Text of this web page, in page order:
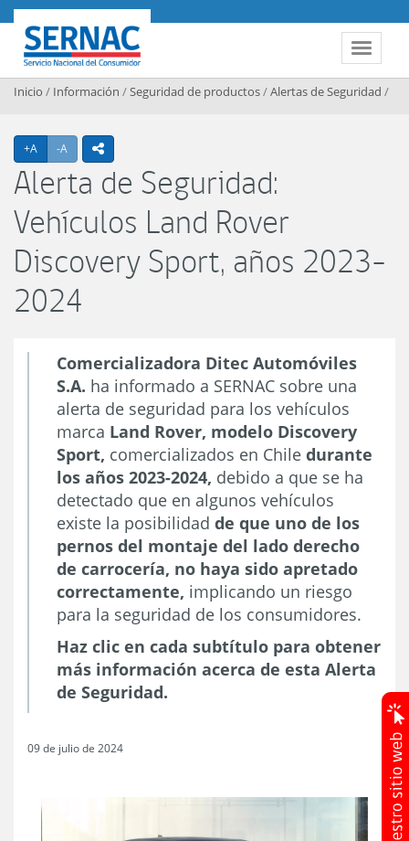
Contenido principal
Toggle
SERNAC
Inicio / Información /Seguridad de productos/Alertas de Seguridad /
+A Agrandar texto
-A Achicar textoicono compartir
Alerta de Seguridad:
Vehículos Land Rover
Discovery Sport, años 2023-
2024
Comercializadora Ditec Automóviles
S.A. ha informado a SERNAC sobre una
alerta de seguridad para los vehículos
marca Land Rover, modelo Discovery
Sport, comercializados en Chile durante
los años 2023-2024, debido a que se ha
detectado que en algunos vehículos
existe la posibilidad de que uno de los
pernos del montaje del lado derecho
de carrocería, no haya sido apretado
correctamente, implicando un riesgo
para la seguridad de los consumidores.
Haz clic en cada subtítulo para obtener
más información acerca de esta Alerta
de Seguridad.
09 de julio de 2024